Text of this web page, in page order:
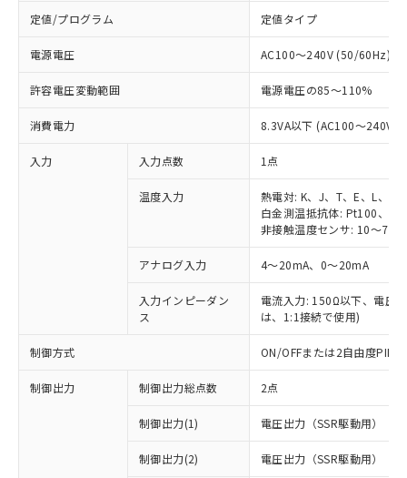
定値/プログラム 定値タイプ
電源電圧 AC100～240V (50/60Hz)
許容電圧変動範囲 電源電圧の85～110%
消費電力 8.3VA以下 (AC100～240V時
入力 入力点数 1点
温度入力
熱電対: K、J、T、E、L、U
白金測温抵抗体: Pt100、
非接触温度センサ: 10～
アナログ入力 4～20mA、0～20mA
入力インピーダン
ス
電流入力: 150Ω以下、電圧
は、1:1接続で使用)
制御方式 ON/OFFまたは2自由度PID
制御出力 制御出力総点数 2点
制御出力(1) 電圧出力（SSR駆動用）
制御出力(2) 電圧出力（SSR駆動用）